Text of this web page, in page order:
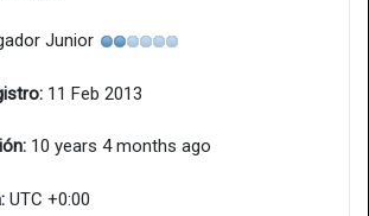
Junior
11 Feb 2013
10 years 4 months ago
UTC +0:00